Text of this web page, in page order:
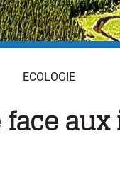
ECOLOGIE
face